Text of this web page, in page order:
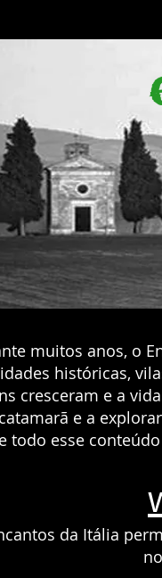
muitos anos, o
históricas,
cresceram e a
e a
todo esse
da Itália